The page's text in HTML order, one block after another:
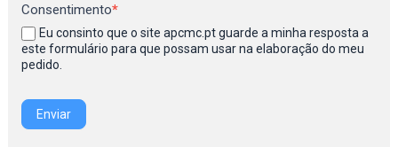
Consentimento*
Eu consinto que o site apcmc.pt guarde a minha resposta a
este formulário para que possam usar na elaboração do meu
pedido.
Enviar